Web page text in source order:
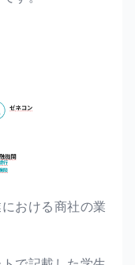
おける商社の業